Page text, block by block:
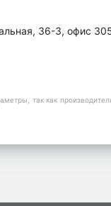
36-3, офис
так как